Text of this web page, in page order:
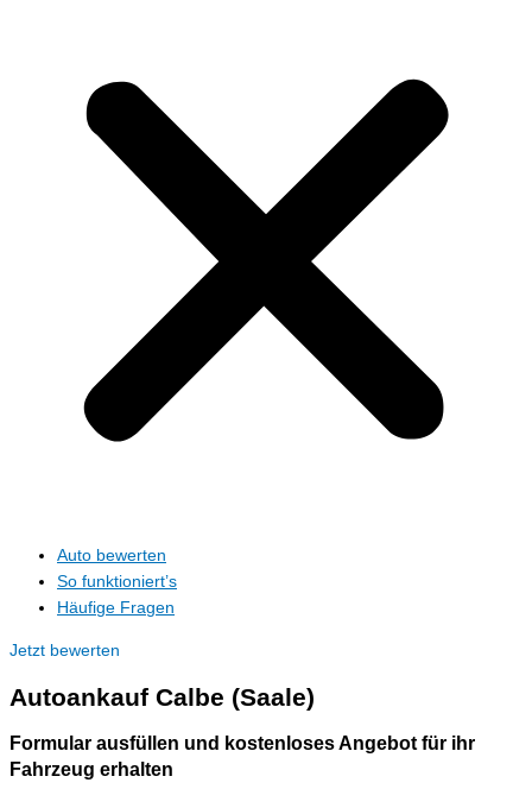
Auto bewerten
So funktioniert’s
Häufige Fragen
Jetzt bewerten
Autoankauf Calbe (Saale)
Formular ausfüllen und kostenloses Angebot für ihr
Fahrzeug erhalten